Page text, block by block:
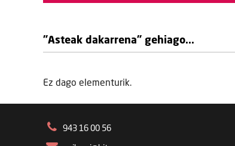
"Asteak dakarrena" gehiago...
Ez dago elementurik.
943 16 00 56